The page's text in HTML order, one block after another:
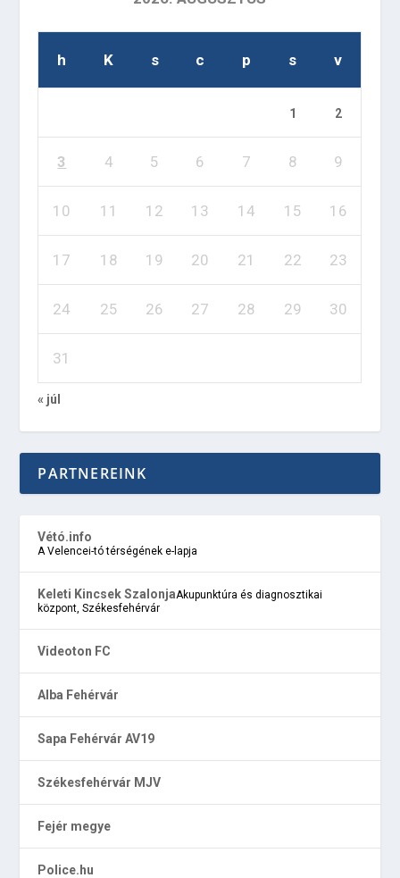
h K s c p s v
1 2
3 4 5 6 7 8 9
10 11 12 13 14 15 16
17 18 19 20 21 22 23
24 25 26 27 28 29 30
31
« júl
PARTNEREINK
Vétó.info
A Velencei-tó térségének e-lapja
Keleti Kincsek SzalonjaAkupunktúra és diagnosztikai
központ, Székesfehérvár
Videoton FC
Alba Fehérvár
Sapa Fehérvár AV19
Székesfehérvár MJV
Fejér megye
Police.hu